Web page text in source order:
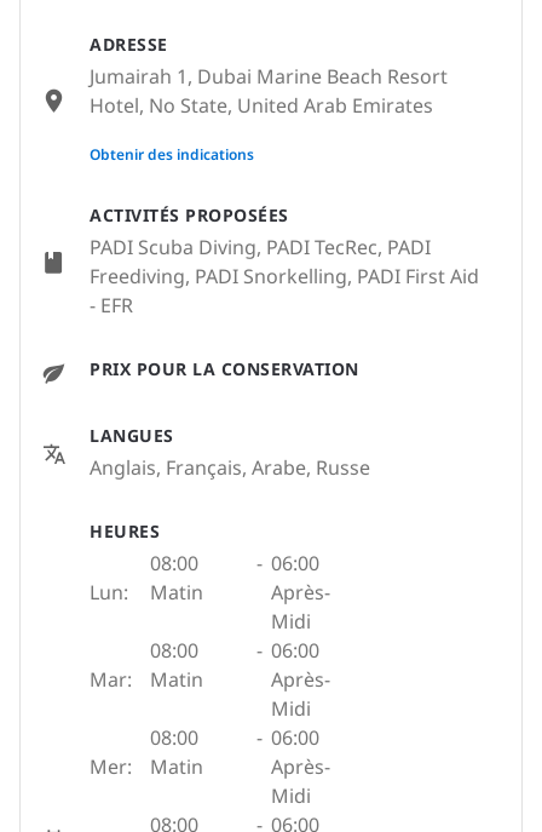
ACTIVITÉS PROPOSÉES
PADI Scuba Diving, PADI TecRec, PADI
Freediving, PADI Snorkelling, PADI First Aid
- EFR
PRIX POUR LA CONSERVATION
LANGUES
Anglais, Français, Arabe, Russe
HEURES
Lun:
08:00
Matin
- 06:00
Après-
Midi
Mar:
08:00
Matin
- 06:00
Après-
Midi
Mer:
08:00
Matin
- 06:00
Après-
Midi
08:00
- 06:00
ADRESSE
Jumairah 1, Dubai Marine Beach Resort
Hotel, No State, United Arab Emirates
None
Obtenir des indications